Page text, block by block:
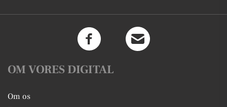
OM VORES DIGITAL
Om os